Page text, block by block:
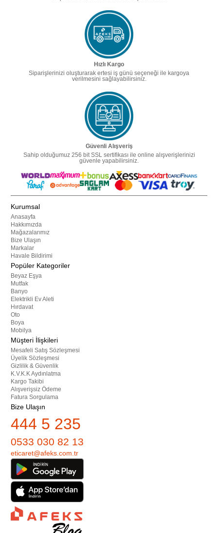
Hızlı Kargo
Siparişlerinizi oluşturarak ertesi iş günü seçeneği ile kargoya
verilmesini sağlayabilirsiniz.
Güvenli Alışveriş
Sahip olduğumuz 256 bit SSL sertifikası ile online alışverişlerinizi
güvenle yapabilirsiniz.
Kurumsal
Anasayfa
Hakkımızda
Mağazalarımız
Bize Ulaşın
Markalar
Havale Bildirimi
Popüler Kategoriler
Beyaz Eşya
Mutfak
Banyo
Elektrikli Ev Aleti
Hırdavat
Oto
Boya
Mobilya
Müşteri İlişkileri
Mesafeli Satış Sözleşmesi
Üyelik Sözleşmesi
Gizlilik & Güvenlik
K.V.K.K Aydınlatma
Kargo Takibi
Alışverişsiz Ödeme
Fatura Sorgulama
Bize Ulaşın
444 5 235
0533 030 82 13
eticaret@afeks.com.tr